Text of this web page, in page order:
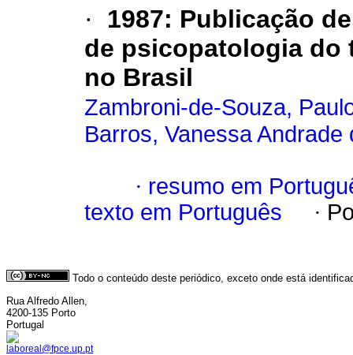
·
1987: Publicação
de psicopatologia do
no Brasil
Zambroni-de-Souza,
Barros, Vanessa Andrade
· resumo em
texto em Português
·
Todo o conteúdo deste periódico, exceto onde está
Rua Alfredo Allen,
4200-135 Porto
Portugal
laboreal@fpce.up.pt